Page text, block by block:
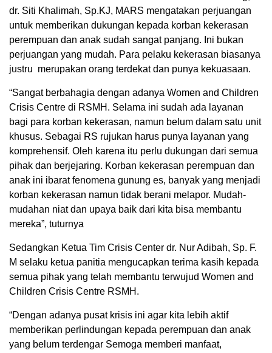
dr. Siti Khalimah, Sp.KJ, MARS mengatakan perjuangan
untuk memberikan dukungan kepada korban kekerasan
perempuan dan anak sudah sangat panjang. Ini bukan
perjuangan yang mudah. Para pelaku kekerasan biasanya
justru merupakan orang terdekat dan punya kekuasaan.
“Sangat berbahagia dengan adanya Women and Children
Crisis Centre di RSMH. Selama ini sudah ada layanan
bagi para korban kekerasan, namun belum dalam satu unit
khusus. Sebagai RS rujukan harus punya layanan yang
komprehensif. Oleh karena itu perlu dukungan dari semua
pihak dan berjejaring. Korban kekerasan perempuan dan
anak ini ibarat fenomena gunung es, banyak yang menjadi
korban kekerasan namun tidak berani melapor. Mudah-
mudahan niat dan upaya baik dari kita bisa membantu
mereka”, tuturnya
Sedangkan Ketua Tim Crisis Center dr. Nur Adibah, Sp. F.
M selaku ketua panitia mengucapkan terima kasih kepada
semua pihak yang telah membantu terwujud Women and
Children Crisis Centre RSMH.
“Dengan adanya pusat krisis ini agar kita lebih aktif
memberikan perlindungan kepada perempuan dan anak
yang belum terdengar Semoga memberi manfaat,